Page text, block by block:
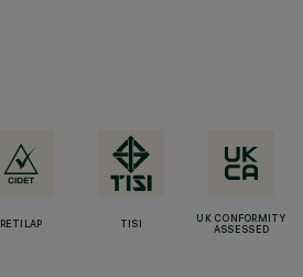
RETILAP TISI
UK CONFORMITY
ASSESSED